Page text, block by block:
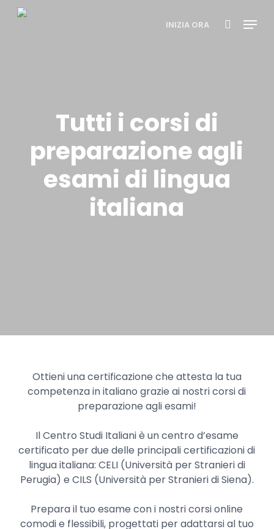
Skip
INIZIA ORA search
Menu
Tutti i corsi di
preparazione agli
esami di lingua
italiana
Ottieni una certificazione che attesta la tua
competenza in italiano grazie ai nostri corsi di
preparazione agli esami!
Il Centro Studi Italiani è un centro d’esame
certificato per due delle principali certificazioni di
lingua italiana: CELI (Università per Stranieri di
Perugia) e CILS (Università per Stranieri di Siena).
Prepara il tuo esame con i nostri corsi online
comodi e flessibili, progettati per adattarsi al tuo